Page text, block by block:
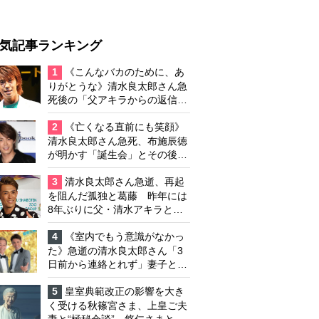
記事ランキング
1
《こんなバカのために、あ
りがとうな》清水良太郎さん急
死後の「父アキラからの返信」
布施辰徳が涙で明かす「順番が
違う」
2
《亡くなる直前にも笑顔》
清水良太郎さん急死、布施辰徳
が明かす「誕生会」とその後の
メッセージ
3
清水良太郎さん急逝、再起
を阻んだ孤独と葛藤 昨年には
8年ぶりに父・清水アキラと共
演、本格的な活動再開に向かっ
ていたが…周囲が懸念していた
「不安定なところ」
4
《室内でもう意識がなかっ
た》急逝の清水良太郎さん「3
日前から連絡とれず」妻子とは
別居で孤独を感じていた
5
皇室典範改正の影響を大き
く受ける秋篠宮さま、上皇ご夫